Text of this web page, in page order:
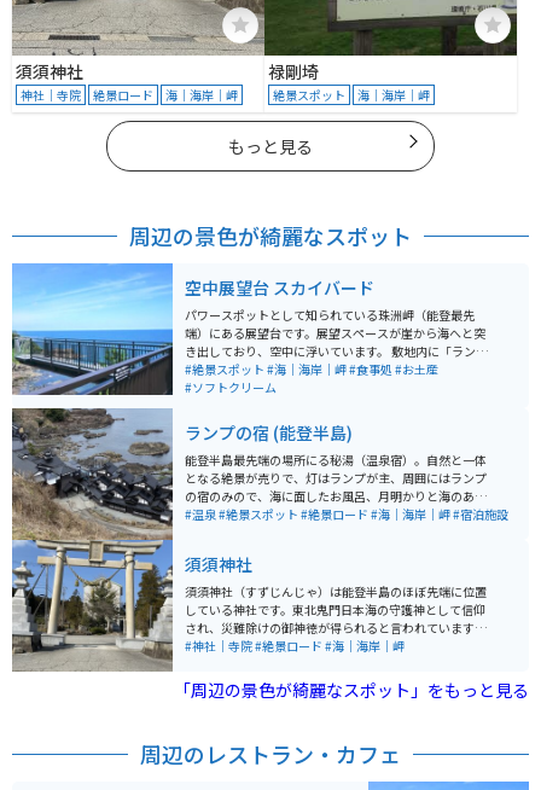
須須神社
神社｜寺院 絶景ロード 海｜海岸｜岬
禄剛埼
絶景スポット 海｜海岸｜岬
もっと見る
周辺の景色が綺麗なスポット
空中展望台 スカイバード
パワースポットとして知られている珠洲岬（能登最先
端）にある展望台です。展望スペースが崖から海へと突
き出しており、空中に浮いています。 敷地内に「ランプ
の宿」があり、宿泊もできます。すぐ近くにある「青の
洞窟」も神秘的な場所なので、合わせて訪れることをオ
困ることはないです。売店やトイレもあるので、観光と
休憩するのにちょうど良いです。
#絶景スポット #海｜海岸｜岬#食事処 #お土産
#ソフトクリーム
ランプの宿 (能登半島)
能登半島最先端の場所にる秘湯（温泉宿）。自然と一体
となる絶景が売りで、灯はランプが主、周囲にはランプ
の宿のみので、海に面したお風呂、月明かりと海のあか
りでかもしだす夜景が満喫できる。日本の３大パワース
#温泉#絶景スポット #絶景ロード #海｜海岸｜岬#宿泊施設
須須神社
須須神社（すずじんじゃ）は能登半島のほぼ先端に位置
している神社です。東北鬼門日本海の守護神として信仰
され、災難除けの御神徳が得られると言われています。
神社を背面に鳥居を見ると海と一体化したような景観が
方面・穴水方面どちらからでも海岸や山超え道路を通る
ためツーリングに最適なルートです。
#神社｜寺院#絶景ロード #海｜海岸｜岬
「周辺の景色が綺麗なスポット」をもっと見る
周辺のレストラン・カフェ